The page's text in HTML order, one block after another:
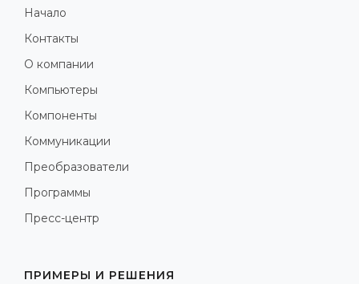
Начало
Контакты
О компании
Компьютеры
Компоненты
Коммуникации
Преобразователи
Программы
Пресс-центр
ПРИМЕРЫ И РЕШЕНИЯ